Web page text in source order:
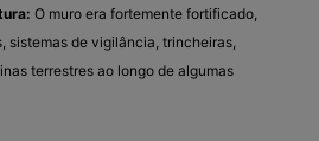
O muro era fortemente fortificado,
sistemas de vigilância, trincheiras,
terrestres ao longo de algumas